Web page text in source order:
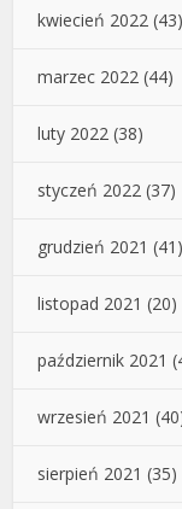
kwiecień 2022 (43)
marzec 2022 (44)
luty 2022 (38)
styczeń 2022 (37)
grudzień 2021 (41)
listopad 2021 (20)
październik 2021
wrzesień 2021
sierpień 2021 (35)